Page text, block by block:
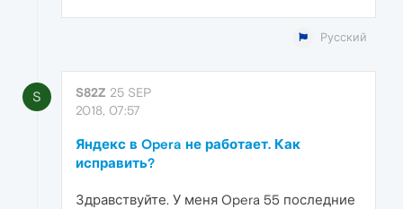
Русский
S S82Z 25 SEP
2018, 07:57
Яндекс в Opera не работает. Как
исправить?
Здравствуйте. У меня Opera 55 последние